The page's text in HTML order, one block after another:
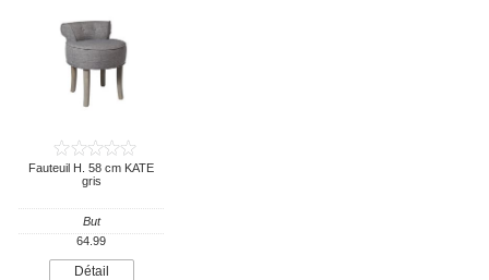
Fauteuil H. 58 cm KATE
gris
But
64.99
Détail